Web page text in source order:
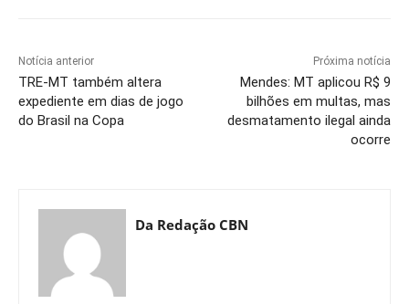
Notícia anterior
TRE-MT também altera
expediente em dias de jogo
do Brasil na Copa
Próxima notícia
Mendes: MT aplicou R$ 9
bilhões em multas, mas
desmatamento ilegal ainda
ocorre
Da Redação CBN